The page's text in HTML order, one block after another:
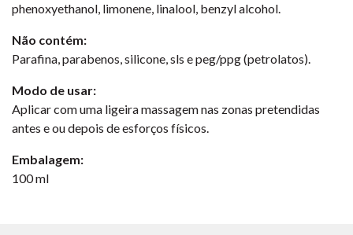
phenoxyethanol, limonene, linalool, benzyl alcohol.
Não contém:
Parafina, parabenos, silicone, sls e peg/ppg (petrolatos).
Modo de usar:
Aplicar com uma ligeira massagem nas zonas pretendidas
antes e ou depois de esforços físicos.
Embalagem:
100 ml